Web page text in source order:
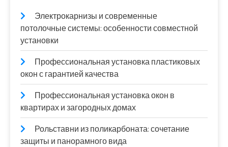
Электрокарнизы и современные
потолочные системы: особенности совместной
установки
Профессиональная установка пластиковых
окон с гарантией качества
Профессиональная установка окон в
квартирах и загородных домах
Рольставни из поликарбоната: сочетание
защиты и панорамного вида